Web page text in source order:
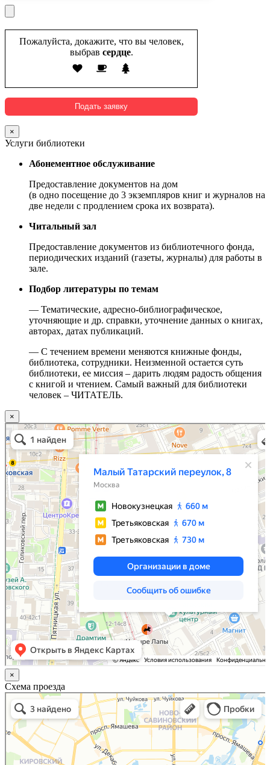
Пожалуйста, докажите, что вы человек,
выбрав сердце.
×
Услуги библиотеки
Абонементное обслуживание
Предоставление документов на дом
(в одно посещение до 3 экземпляров книг и журналов на
две недели с продлением срока их возврата).
Читальный зал
Предоставление документов из библиотечного фонда,
периодических изданий (газеты, журналы) для работы в
зале.
Подбор литературы по темам
— Тематические, адресно-библиографическое,
уточняющие и др. справки, уточнение данных о книгах,
авторах, датах публикаций.
— С течением времени меняются книжные фонды,
библиотека, сотрудники. Неизменной остается суть
библиотеки, ее миссия – дарить людям радость общения
с книгой и чтением. Самый важный для библиотеки
человек – ЧИТАТЕЛЬ.
×
Москва
Малый Татарский переулок, 8 на карте Москвы, ближайшее метро Новокузнецкая —
Яндекс.Карты
×
Схема проезда
Казань
Малый Татарский переулок, 8 на карте Москвы, ближайшее метро Новокузнецкая —
Яндекс.Карты